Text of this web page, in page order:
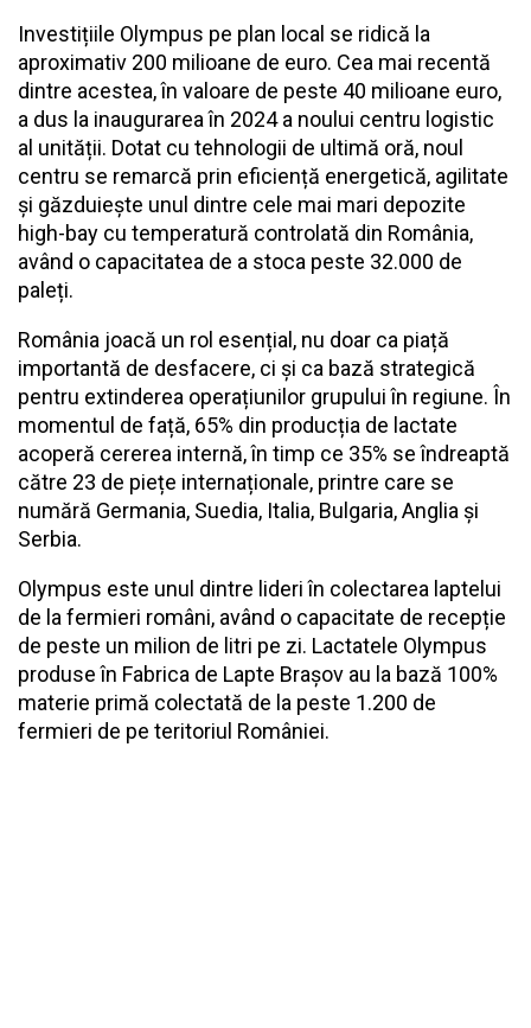
Investițiile Olympus pe plan local se ridică la
aproximativ 200 milioane de euro. Cea mai recentă
dintre acestea, în valoare de peste 40 milioane euro,
a dus la inaugurarea în 2024 a noului centru logistic
al unității. Dotat cu tehnologii de ultimă oră, noul
centru se remarcă prin eficiență energetică, agilitate
și găzduiește unul dintre cele mai mari depozite
high-bay cu temperatură controlată din România,
având o capacitatea de a stoca peste 32.000 de
paleți.
România joacă un rol esențial, nu doar ca piață
importantă de desfacere, ci și ca bază strategică
pentru extinderea operațiunilor grupului în regiune. În
momentul de față, 65% din producția de lactate
acoperă cererea internă, în timp ce 35% se îndreaptă
către 23 de piețe internaționale, printre care se
numără Germania, Suedia, Italia, Bulgaria, Anglia și
Serbia.
Olympus este unul dintre lideri în colectarea laptelui
de la fermieri români, având o capacitate de recepție
de peste un milion de litri pe zi. Lactatele Olympus
produse în Fabrica de Lapte Brașov au la bază 100%
materie primă colectată de la peste 1.200 de
fermieri de pe teritoriul României.